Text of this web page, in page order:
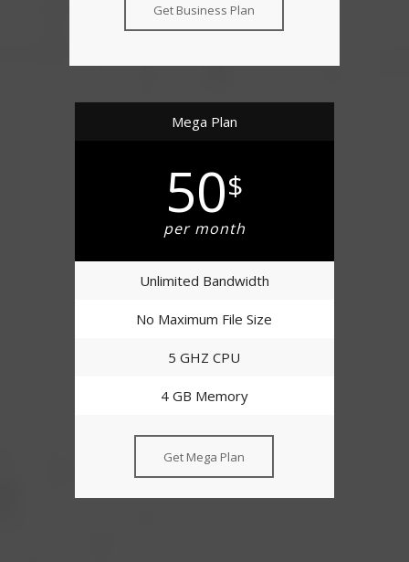
Get Business Plan
Mega Plan
50$
per month
Unlimited Bandwidth
No Maximum File Size
5 GHZ CPU
4 GB Memory
Get Mega Plan